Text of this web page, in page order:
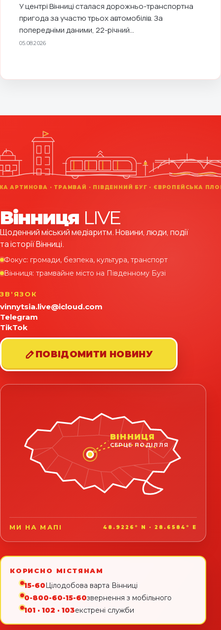
Вінниця LIVE
Щоденний міський медіаритм. Новини, люди, події
та історії Вінниці.
Фокус: громади, безпека, культура, транспорт
Вінниця: трамвайне місто на Південному Бузі
ЗВʼЯЗОК
vinnytsia.live@icloud.com
Telegram
TikTok
ПОВІДОМИТИ НОВИНУ
ВІННИЦЯ
СЕРЦЕ ПОДІЛЛЯ
МИ НА МАПІ 48.9226° N · 28.6584° E
КОРИСНО МІСТЯНАМ
15-60 Цілодобова варта Вінниці
0-800-60-15-60звернення з мобільного
101 · 102 · 103екстрені служби